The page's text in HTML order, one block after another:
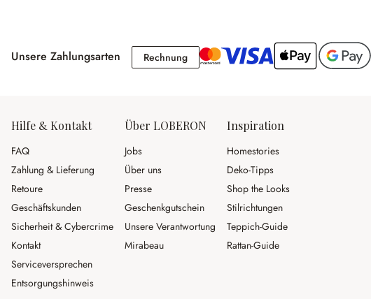
Unsere Zahlungsarten RechnungRechnung
Hilfe & Kontakt
FAQ
Zahlung & Lieferung
Retoure
Geschäftskunden
Sicherheit & Cybercrime
Kontakt
Serviceversprechen
Entsorgungshinweis
Über LOBERON
Jobs
Über uns
Presse
Geschenkgutschein
Unsere Verantwortung
Mirabeau
Inspiration
Homestories
Deko-Tipps
Shop the Looks
Stilrichtungen
Teppich-Guide
Rattan-Guide